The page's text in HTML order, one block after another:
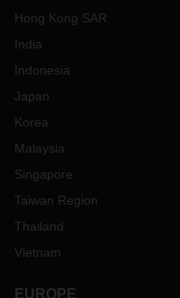
Hong Kong SAR
India
Indonesia
Japan
Korea
Malaysia
Singapore
Taiwan Region
Thailand
Vietnam
EUROPE